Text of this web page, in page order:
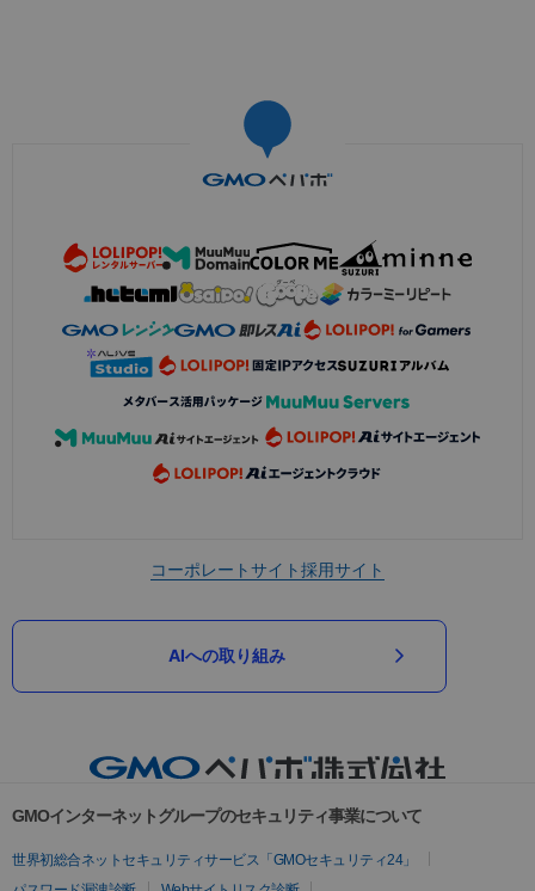
コーポレートサイト採用サイト
AIへの取り組み
GMOインターネットグループのセキュリティ事業について
世界初総合ネットセキュリティサービス「GMOセキュリティ24」